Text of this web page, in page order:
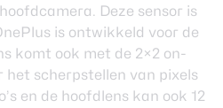
Deze sensor is
is ontwikkeld voor de
komt ook met de 2×2 on-
het scherpstellen van pixels
en de hoofdlens kan ook 12